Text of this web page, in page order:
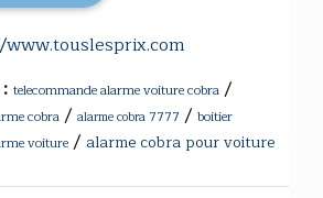
telecommande alarme voiture cobra /
cobra / alarme cobra 7777 / boitier
voiture / alarme cobra pour voiture